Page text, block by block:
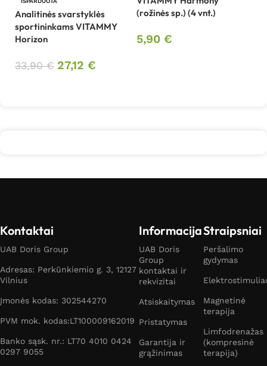
Analitinės svarstyklės
sportininkams VITAMMY
Horizon
33,90€ 27,12 €
(rožinės sp.) (4 vnt.)
5,90 €
Kontaktai
UAB Doris Group
Adresas: Perkūnkiemio g. 3, 12127
Vilnius
Įmonės kodas: 302544270
PVM mok. kodas:LT100009162019
Banko sąsk. nr.: LT70 4010 0424
0297 9055
Informacija
UAB Doris
Group
kontaktai ir
rekvizitai
Atsiskaitymas
Pristatymas
Garantija ir
grąžinimas
Straipsniai
Peršalimo
gydymas
Magnetinė
terapija
Limfodrenažas
(kompresinė
terapija)